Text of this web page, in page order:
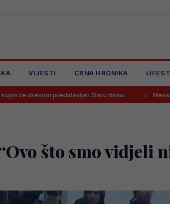
VIJESTI CRNA HRONIKA
Staru damu Messi dvostruki
što smo vidjeli